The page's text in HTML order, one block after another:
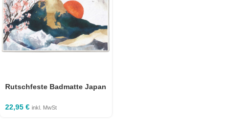
Rutschfeste Badmatte Japan
22,95 € inkl. MwSt